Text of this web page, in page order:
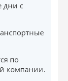
дни с
по
компании.